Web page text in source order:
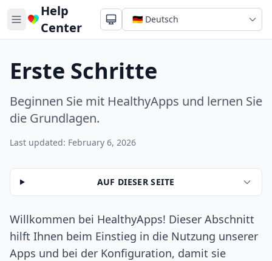
Help
Center
Erste Schritte
Beginnen Sie mit HealthyApps und lernen Sie
die Grundlagen.
Last updated: February 6, 2026
AUF DIESER SEITE
Willkommen bei HealthyApps! Dieser Abschnitt
hilft Ihnen beim Einstieg in die Nutzung unserer
Apps und bei der Konfiguration, damit sie